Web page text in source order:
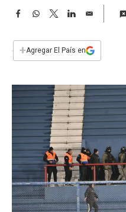
F
e
b
k
W
s
p
T
w
t
L
n
E
i
l
+Agregar El País en